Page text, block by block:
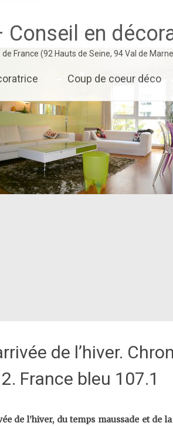
Conseil en
France (92 Hauts de Seine, 94 Val de
Coup de coeur déco
de l’hiver.
France bleu 107.1
de l’hiver, du temps maussade et de